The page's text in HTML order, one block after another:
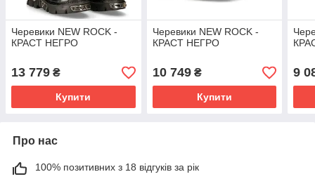
Черевики NEW ROCK -
КРАСТ НЕГРО
13 779 ₴
Купити
Черевики NEW ROCK -
КРАСТ НЕГРО
10 749₴
Купити
9
Про нас
100% позитивних з 18 відгуків за рік